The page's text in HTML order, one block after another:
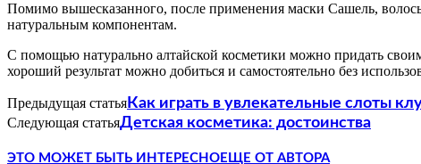
Помимо вышесказанного, после применения маски Сашель,
натуральным компонентам.
С помощью натурально алтайской косметики можно придать
хороший результат можно добиться и самостоятельно без
Предыдущая статьяКак играть в увлекательные слоты
Следующая статьяДетская косметика: достоинства
ЭТО МОЖЕТ БЫТЬ ИНТЕРЕСНО ЕЩЕ ОТ АВТОРА